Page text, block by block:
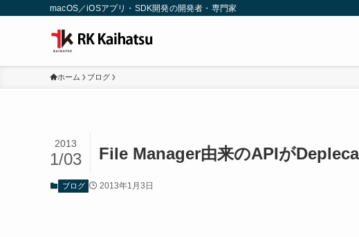
macOS／iOSアプリ・SDK開発の開発者・専門家
ホーム ブログ
File Manager由来のAPIが
2013
1/03
ブログ 2013年1月3日